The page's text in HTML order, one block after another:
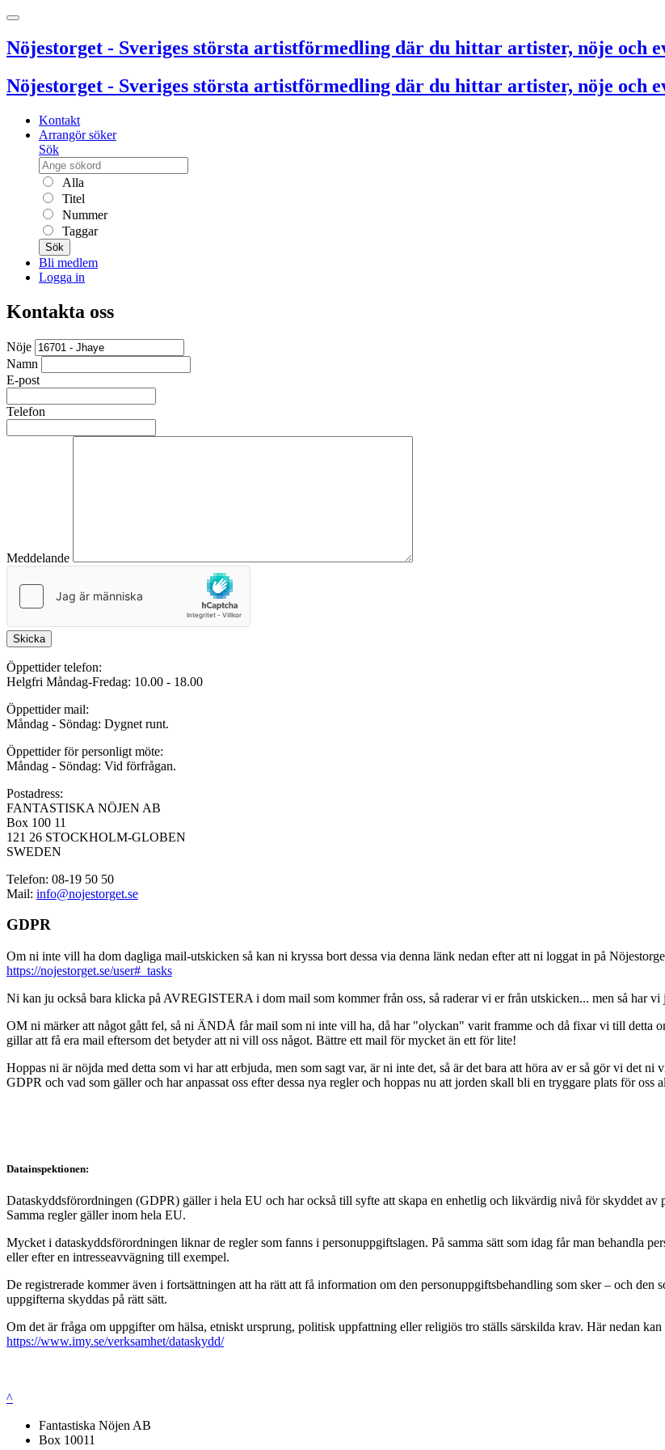
Nöjestorget - Sveriges största artistförmedling där du hittar artister, nöje och
Nöjestorget - Sveriges största artistförmedling där du hittar artister, nöje och
Kontakt
Arrangör söker
Sök
Alla
Titel
Nummer
Taggar
Sök
Bli medlem
Logga in
Kontakta oss
Nöje
Namn
E-post
Telefon
Meddelande
Skicka
Öppettider telefon:
Helgfri Måndag-Fredag: 10.00 - 18.00
Öppettider mail:
Måndag - Söndag: Dygnet runt.
Öppettider för personligt möte:
Måndag - Söndag: Vid förfrågan.
Postadress:
FANTASTISKA NÖJEN AB
Box 100 11
121 26 STOCKHOLM-GLOBEN
SWEDEN
Telefon: 08-19 50 50
Mail: info@nojestorget.se
GDPR
Om ni inte vill ha dom dagliga mail-utskicken så kan ni kryssa bort dessa via denna länk nedan efter att ni loggat in på
https://nojestorget.se/user#_tasks
Ni kan ju också bara klicka på AVREGISTERA i dom mail som kommer från oss, så raderar vi er från utskicken... men så har
OM ni märker att något gått fel, så ni ÄNDÅ får mail som ni inte vill ha, då har "olyckan" varit framme och då fixar vi till detta
gillar att få era mail eftersom det betyder att ni vill oss något. Bättre ett mail för mycket än ett för lite!
Hoppas ni är nöjda med detta som vi har att erbjuda, men som sagt var, är ni inte det, så är det bara att höra av er så gör vi det
GDPR och vad som gäller och har anpassat oss efter dessa nya regler och hoppas nu att jorden skall bli en tryggare plats för oss
Datainspektionen:
Dataskyddsförordningen (GDPR) gäller i hela EU och har också till syfte att skapa en enhetlig och likvärdig nivå för skyddet
Samma regler gäller inom hela EU.
Mycket i dataskyddsförordningen liknar de regler som fanns i personuppgiftslagen. På samma sätt som idag får man behandla
eller efter en intresseavvägning till exempel.
De registrerade kommer även i fortsättningen att ha rätt att få information om den personuppgiftsbehandling som sker – och den
uppgifterna skyddas på rätt sätt.
Om det är fråga om uppgifter om hälsa, etniskt ursprung, politisk uppfattning eller religiös tro ställs särskilda krav. Här nedan
https://www.imy.se/verksamhet/dataskydd/
^
Fantastiska Nöjen AB
Box 10011